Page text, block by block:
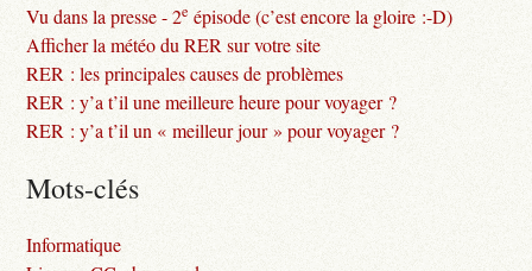
Vu dans la presse - 2e épisode (c’est encore la gloire :-D)
Afficher la météo du RER sur votre site
RER : les principales causes de problèmes
RER : y’a t’il une meilleure heure pour voyager ?
RER : y’a t’il un « meilleur jour » pour voyager ?
Mots-clés
Informatique